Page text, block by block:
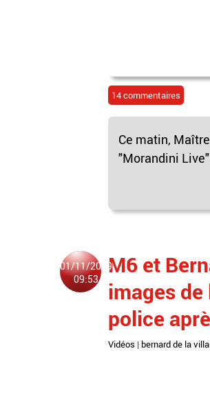
14 commentaires
Ce matin,
"Morandini
01/11/2019
09:53
M6 et
images
police
Vidéos | bernard de la